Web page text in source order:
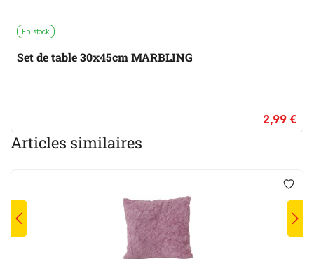
En stock
Set de table 30x45cm MARBLING
2,99 €
Articles similaires